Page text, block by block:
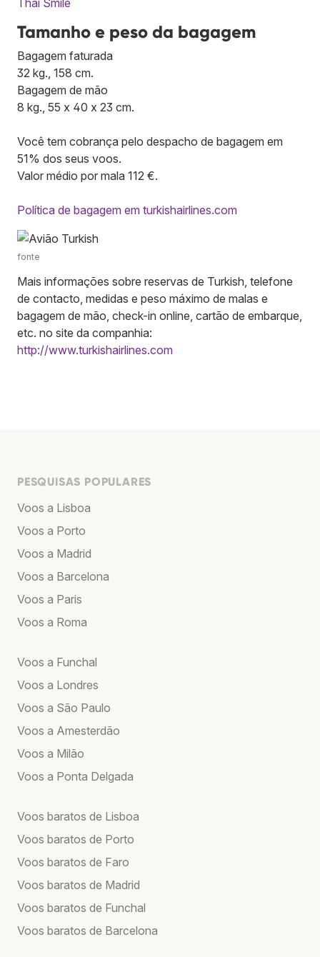
Tamanho e peso da bagagem
Bagagem faturada
32 kg., 158 cm.
Bagagem de mão
8 kg., 55 x 40 x 23 cm.
Você tem cobrança pelo despacho de bagagem em
51% dos seus voos.
Valor médio por mala 112 €.
Política de bagagem em turkishairlines.com
fonte
Mais informações sobre reservas de Turkish, telefone
de contacto, medidas e peso máximo de malas e
bagagem de mão, check-in online, cartão de embarque,
etc. no site da companhia:
http://www.turkishairlines.com
PESQUISAS POPULARES
Voos a Lisboa
Voos a Porto
Voos a Madrid
Voos a Barcelona
Voos a Paris
Voos a Roma
Voos a Funchal
Voos a Londres
Voos a São Paulo
Voos a Amesterdão
Voos a Milão
Voos a Ponta Delgada
Voos baratos de Lisboa
Voos baratos de Porto
Voos baratos de Faro
Voos baratos de Madrid
Voos baratos de Funchal
Voos baratos de Barcelona